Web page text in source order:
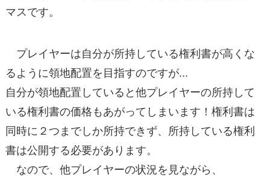
マスです。
プレイヤーは自分が所持している権利書が高くな
るように領地配置を目指すのですが...
自分が領地配置していると他プレイヤーの所持して
いる権利書の価格もあがってしまいます！権利書は
同時に２つまでしか所持できず、所持している権利
書は公開する必要があります。
なので、他プレイヤーの状況を見ながら、